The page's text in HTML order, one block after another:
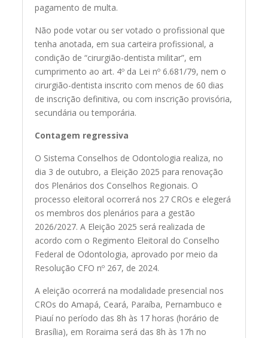
pagamento de multa.
Não pode votar ou ser votado o profissional que
tenha anotada, em sua carteira profissional, a
condição de “cirurgião-dentista militar”, em
cumprimento ao art. 4º da Lei nº 6.681/79, nem o
cirurgião-dentista inscrito com menos de 60 dias
de inscrição definitiva, ou com inscrição provisória,
secundária ou temporária.
Contagem regressiva
O Sistema Conselhos de Odontologia realiza, no
dia 3 de outubro, a Eleição 2025 para renovação
dos Plenários dos Conselhos Regionais. O
processo eleitoral ocorrerá nos 27 CROs e elegerá
os membros dos plenários para a gestão
2026/2027. A Eleição 2025 será realizada de
acordo com o Regimento Eleitoral do Conselho
Federal de Odontologia, aprovado por meio da
Resolução CFO nº 267, de 2024.
A eleição ocorrerá na modalidade presencial nos
CROs do Amapá, Ceará, Paraíba, Pernambuco e
Piauí no período das 8h às 17 horas (horário de
Brasília), em Roraima será das 8h às 17h no